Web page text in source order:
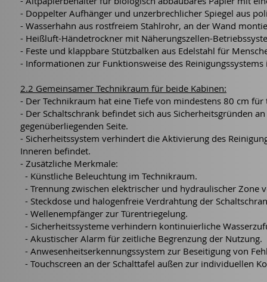
- Doppelter Aufhänger und unzerbrechlicher Spiegel aus
- Wasserhahn aus rostfreiem Stahlrohr, an der Wand
- Heißluft-Händetrockner mit Näherungszellen-
- Feste und klappbare Stützbalken aus Edelstahl für
- Informationen zur Funktionsweise des Reinigungssystems
2.2 Gemeinsamer Technikraum für beide Kabinen:
- Der Technikraum hat eine Tiefe von mindestens 80 cm
- Der Schaltschrank befindet sich aus Sicherheitsgründen
gegenüberliegenden Seite.
- Sicherheitssystem verhindert die Aktivierung des
Inneren befindet.
- Zusätzliche Merkmale:
- Künstliche Beleuchtung im Technikraum.
- Trennung zwischen elektrischer und hydraulischer Zone
- Steckdose und halogenfreie Verdrahtung der
- Wellenempfänger zur Türentriegelung.
- Sicherheitssysteme verhindern kontinuierliche
- Akustischer Alarm für zeitliche Begrenzung der Nutzung.
- Anwesenheitserkennungssystem zur Beseitigung von
- Touchscreen an der Schalttafel außen zur individuellen